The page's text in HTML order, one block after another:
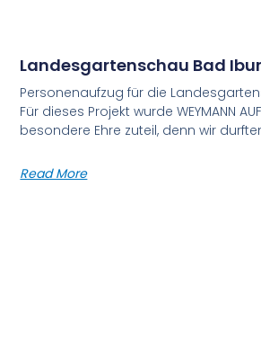
Landesgartenschau Bad
Personenaufzug für die
Für dieses Projekt wurde WEYMANN
besondere Ehre zuteil, denn wir
Read More